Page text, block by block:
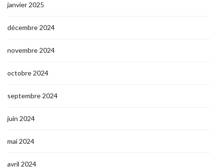
janvier 2025
décembre 2024
novembre 2024
octobre 2024
septembre 2024
juin 2024
mai 2024
avril 2024